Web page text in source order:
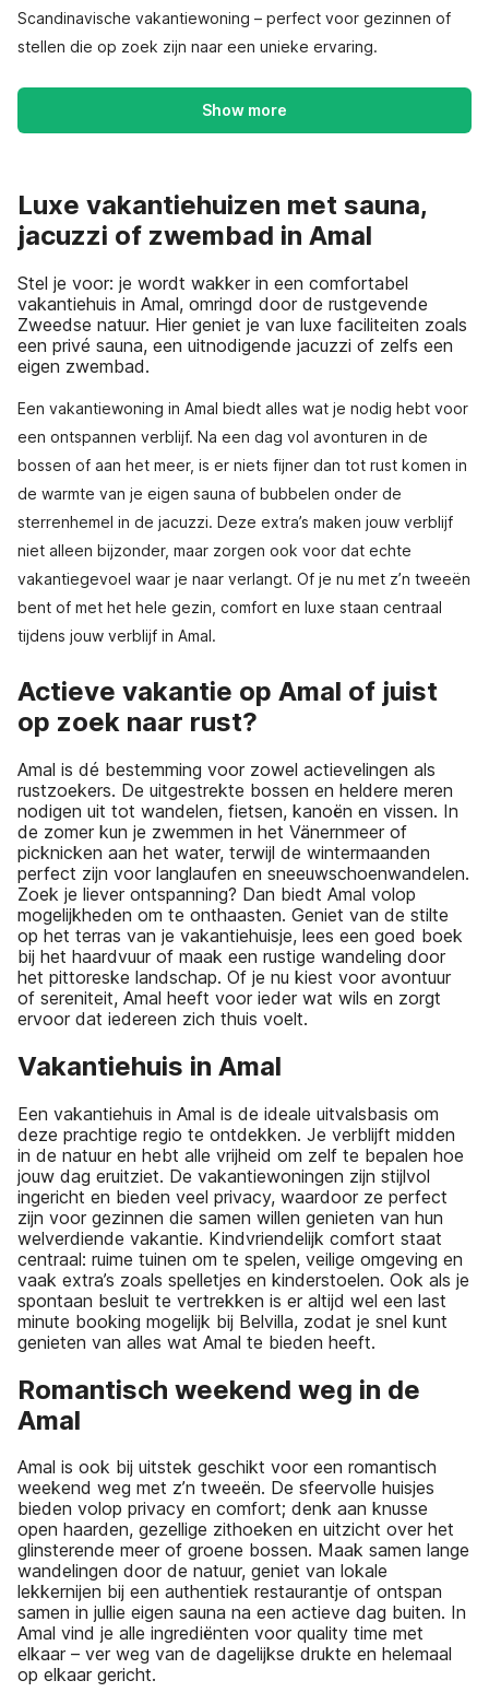
Scandinavische vakantiewoning – perfect voor gezinnen of
stellen die op zoek zijn naar een unieke ervaring.
Show more
Luxe vakantiehuizen met sauna,
jacuzzi of zwembad in Amal
Stel je voor: je wordt wakker in een comfortabel
vakantiehuis in Amal, omringd door de rustgevende
Zweedse natuur. Hier geniet je van luxe faciliteiten zoals
een privé sauna, een uitnodigende jacuzzi of zelfs een
eigen zwembad.
Een vakantiewoning in Amal biedt alles wat je nodig hebt voor
een ontspannen verblijf. Na een dag vol avonturen in de
bossen of aan het meer, is er niets fijner dan tot rust komen in
de warmte van je eigen sauna of bubbelen onder de
sterrenhemel in de jacuzzi. Deze extra’s maken jouw verblijf
niet alleen bijzonder, maar zorgen ook voor dat echte
vakantiegevoel waar je naar verlangt. Of je nu met z’n tweeën
bent of met het hele gezin, comfort en luxe staan centraal
tijdens jouw verblijf in Amal.
Actieve vakantie op Amal of juist
op zoek naar rust?
Amal is dé bestemming voor zowel actievelingen als
rustzoekers. De uitgestrekte bossen en heldere meren
nodigen uit tot wandelen, fietsen, kanoën en vissen. In
de zomer kun je zwemmen in het Vänernmeer of
picknicken aan het water, terwijl de wintermaanden
perfect zijn voor langlaufen en sneeuwschoenwandelen.
Zoek je liever ontspanning? Dan biedt Amal volop
mogelijkheden om te onthaasten. Geniet van de stilte
op het terras van je vakantiehuisje, lees een goed boek
bij het haardvuur of maak een rustige wandeling door
het pittoreske landschap. Of je nu kiest voor avontuur
of sereniteit, Amal heeft voor ieder wat wils en zorgt
ervoor dat iedereen zich thuis voelt.
Vakantiehuis in Amal
Een vakantiehuis in Amal is de ideale uitvalsbasis om
deze prachtige regio te ontdekken. Je verblijft midden
in de natuur en hebt alle vrijheid om zelf te bepalen hoe
jouw dag eruitziet. De vakantiewoningen zijn stijlvol
ingericht en bieden veel privacy, waardoor ze perfect
zijn voor gezinnen die samen willen genieten van hun
welverdiende vakantie. Kindvriendelijk comfort staat
centraal: ruime tuinen om te spelen, veilige omgeving en
vaak extra’s zoals spelletjes en kinderstoelen. Ook als je
spontaan besluit te vertrekken is er altijd wel een last
minute booking mogelijk bij Belvilla, zodat je snel kunt
genieten van alles wat Amal te bieden heeft.
Romantisch weekend weg in de
Amal
Amal is ook bij uitstek geschikt voor een romantisch
weekend weg met z’n tweeën. De sfeervolle huisjes
bieden volop privacy en comfort; denk aan knusse
open haarden, gezellige zithoeken en uitzicht over het
glinsterende meer of groene bossen. Maak samen lange
wandelingen door de natuur, geniet van lokale
lekkernijen bij een authentiek restaurantje of ontspan
samen in jullie eigen sauna na een actieve dag buiten. In
Amal vind je alle ingrediënten voor quality time met
elkaar – ver weg van de dagelijkse drukte en helemaal
op elkaar gericht.